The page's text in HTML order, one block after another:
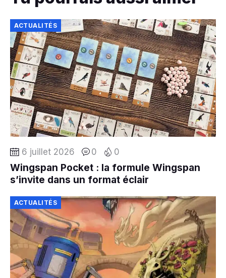
ACTUALITÉS
6 juillet 2026 0 0
Wingspan Pocket : la formule Wingspan
s’invite dans un format éclair
ACTUALITÉS